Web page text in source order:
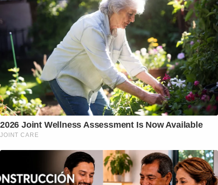
2026 Joint Wellness Assessment Is Now Available
JOINT CARE